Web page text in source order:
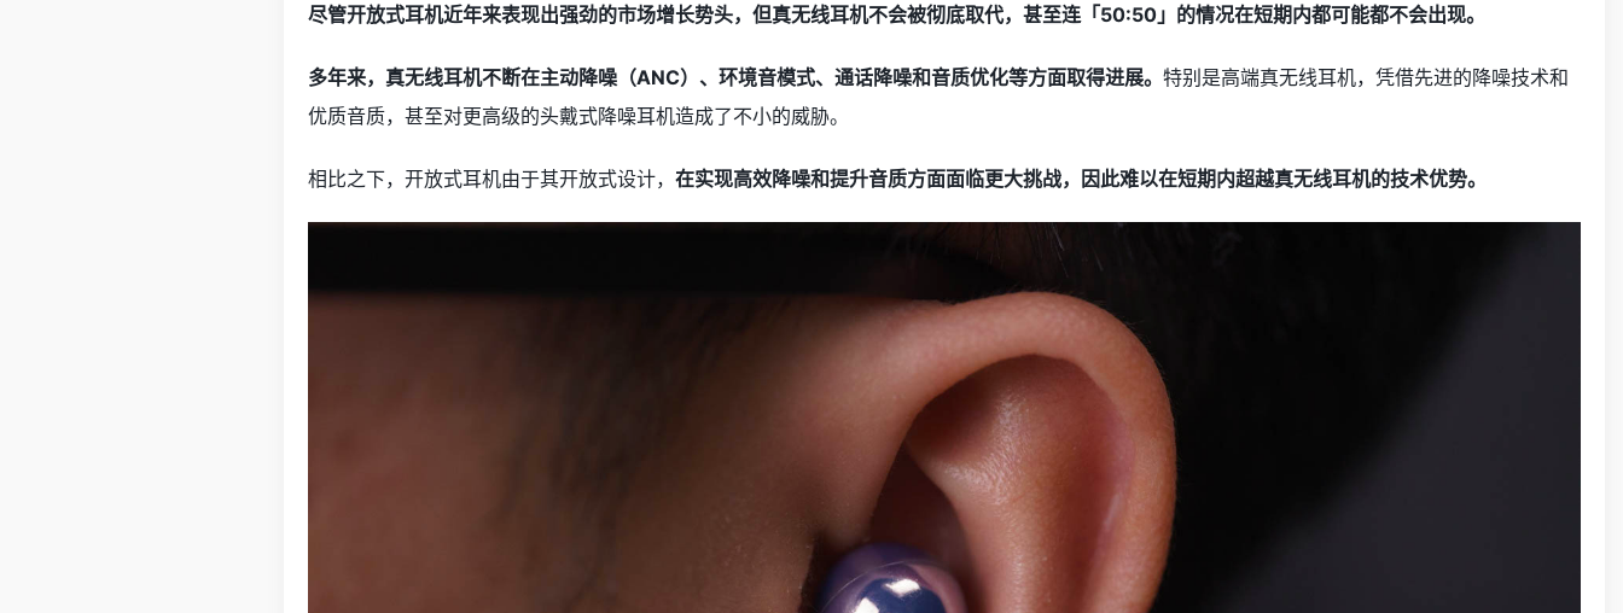
尽管开放式耳机近年来表现出强劲的市场增长势头，但真无线耳机不会被彻底取代，甚至连「50:50」的情况在短期内都可能都不会出现。
多年来，真无线耳机不断在主动降噪（ANC）、环境音模式、通话降噪和音质优化等方面取得进展。 特别是高端真无线耳机，凭借先进的降噪技术和
优质音质，甚至对更高级的头戴式降噪耳机造成了不小的威胁。
相比之下，开放式耳机由于其开放式设计， 在实现高效降噪和提升音质方面面临更大挑战，因此难以在短期内超越真无线耳机的技术优势。